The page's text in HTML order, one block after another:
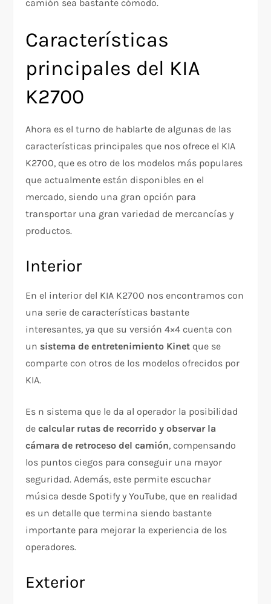
camión sea bastante cómodo.
Características
principales del KIA
K2700
Ahora es el turno de hablarte de algunas de las
características principales que nos ofrece el KIA
K2700, que es otro de los modelos más populares
que actualmente están disponibles en el
mercado, siendo una gran opción para
transportar una gran variedad de mercancías y
productos.
Interior
En el interior del KIA K2700 nos encontramos con
una serie de características bastante
interesantes, ya que su versión 4×4 cuenta con
un sistema de entretenimiento Kinet que se
comparte con otros de los modelos ofrecidos por
KIA.
Es n sistema que le da al operador la posibilidad
decalcular rutas de recorrido y observar la
cámara de retroceso del camión, compensando
los puntos ciegos para conseguir una mayor
seguridad. Además, este permite escuchar
música desde Spotify y YouTube, que en realidad
es un detalle que termina siendo bastante
importante para mejorar la experiencia de los
operadores.
Exterior